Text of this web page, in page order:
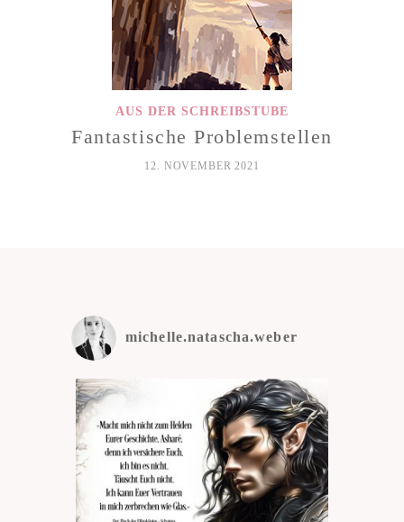
AUS DER SCHREIBSTUBE
Fantastische Problemstellen
12. NOVEMBER 2021
michelle.natascha.weber